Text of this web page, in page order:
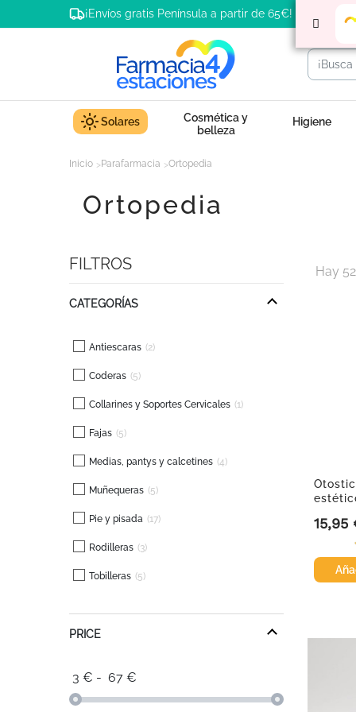
¡Envíos gratis Península a partir de 65€!
Solares
Cosmética y
belleza
Higiene
Inicio Parafarmacia Ortopedia
Ortopedia
FILTROS
CATEGORÍAS
Antiescaras 2
Coderas 5
Collarines y Soportes Cervicales 1
Fajas 5
Medias, pantys y calcetines 4
Muñequeras 5
Pie y pisada 17
Rodilleras 3
Tobilleras 5
PRICE
3 € - 67 €
Hay
Precio
15,95